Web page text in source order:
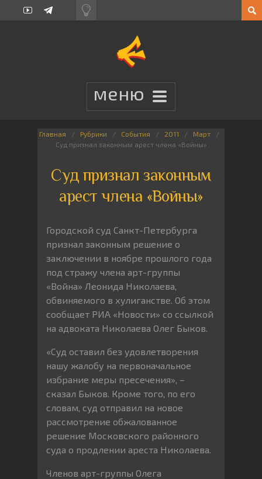
Главная Рубрики События 2011
Март
Суд признал законным арест члена «Войны»
Суд признал законным
арест члена «Войны»
Городской суд Санкт-Петербурга
признал законным решение о
заключении в ноябре прошлого года
под стражу члена арт-группы
«Война» Леонида Николаева,
обвиняемого в хулиганстве. Об этом
сообщает РИА «Новости» со ссылкой
на адвоката Николаева Олег Быков.
«Суд оставил без удовлетворения
нашу жалобу на первоначальное
избрание меры пресечения», –
сказал Быков. Кроме того, по его
словам, суд отправил на новое
рассмотрение обжалованное
решение Московского районного
суда о продлении ареста Николаева.
Членов арт-группы Олега